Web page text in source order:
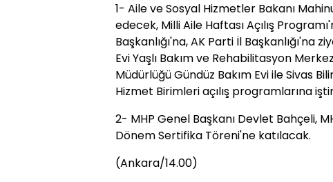
1- Aile ve Sosyal Hizmetler Bakanı
edecek, Milli Aile Haftası Açılış
Başkanlığı'na, AK Parti İl
Evi Yaşlı Bakım ve Rehabilitasyon
Müdürlüğü Gündüz Bakım Evi ile Sivas
Hizmet Birimleri açılış programlarına
2- MHP Genel Başkanı Devlet Bahçeli,
Dönem Sertifika Töreni'ne katılacak.
(Ankara/14.00)